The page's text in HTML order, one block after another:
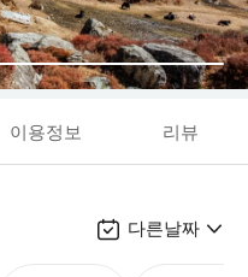
이용정보 리뷰
다른날짜